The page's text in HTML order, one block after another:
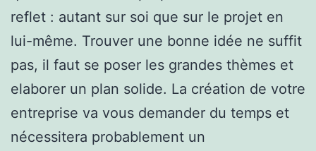
reflet : autant sur soi que sur le projet en
lui-même. Trouver une bonne idée ne suffit
pas, il faut se poser les grandes thèmes et
elaborer un plan solide. La création de votre
entreprise va vous demander du temps et
nécessitera probablement un